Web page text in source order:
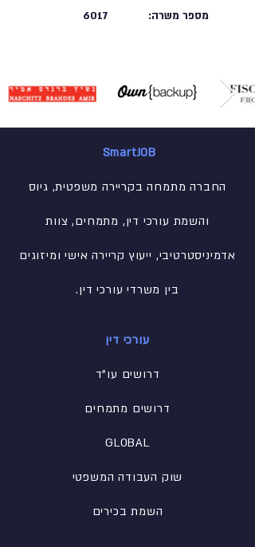
6017 מספר משרה:
SmartJOB
החברה מתמחה בקריירה משפטית, גיוס
והשמת עורכי דין, מתמחים, צוות
אדמיניסטרטיבי, ייעוץ קריירה אישי ומיזוגים
בין משרדי עורכי דין.
עורכי דין
דרושים עו"ד
דרושים מתמחים
GLOBAL
שוק העבודה המשפטי
השמת בכירים